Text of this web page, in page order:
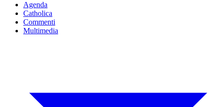
Agenda
Catholica
Commenti
Multimedia